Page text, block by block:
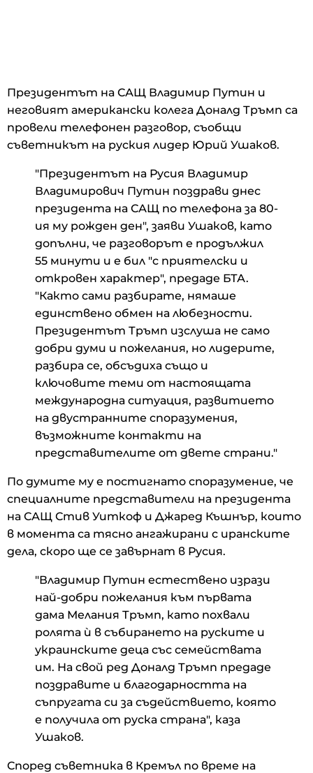
Президентът на САЩ Владимир Путин и
неговият американски колега Доналд Тръмп са
провели телефонен разговор, съобщи
съветникът на руския лидер Юрий Ушаков.
"Президентът на Русия Владимир
Владимирович Путин поздрави днес
президента на САЩ по телефона за 80-
ия му рожден ден", заяви Ушаков, като
допълни, че разговорът е продължил
55 минути и е бил "с приятелски и
откровен характер", предаде БТА.
"Както сами разбирате, нямаше
единствено обмен на любезности.
Президентът Тръмп изслуша не само
добри думи и пожелания, но лидерите,
разбира се, обсъдиха също и
ключовите теми от настоящата
международна ситуация, развитието
на двустранните споразумения,
възможните контакти на
представителите от двете страни."
По думите му е постигнато споразумение, че
специалните представители на президента
на САЩ Стив Уиткоф и Джаред Къшнър, които
в момента са тясно ангажирани с иранските
дела, скоро ще се завърнат в Русия.
"Владимир Путин естествено изрази
най-добри пожелания към първата
дама Мелания Тръмп, като похвали
ролята ѝ в събирането на руските и
украинските деца със семействата
им. На свой ред Доналд Тръмп предаде
поздравите и благодарността на
съпругата си за съдействието, която
е получила от руска страна", каза
Ушаков.
Според съветника в Кремъл по време на